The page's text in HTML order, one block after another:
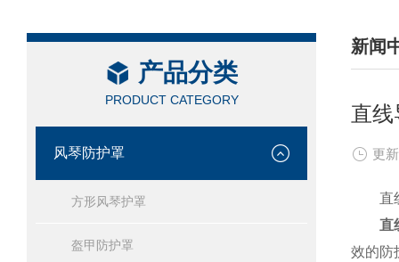
产品分类
PRODUCT CATEGORY
风琴防护罩
方形风琴护罩
盔甲防护罩
新闻
/
直
更
直线
直
效的防